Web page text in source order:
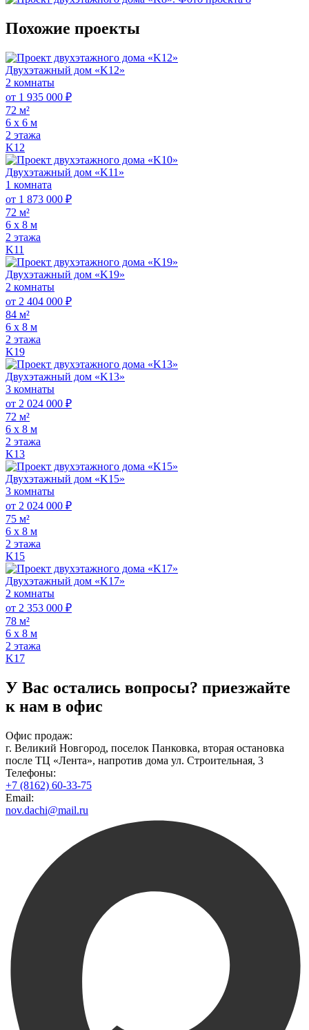
Похожие проекты
Двухэтажный дом «K12»
2 комнаты
от 1 935 000 ₽
72 м²
6 х 6 м
2 этажа
K12
Двухэтажный дом «K11»
1 комната
от 1 873 000 ₽
72 м²
6 х 8 м
2 этажа
K11
Двухэтажный дом «K19»
2 комнаты
от 2 404 000 ₽
84 м²
6 х 8 м
2 этажа
K19
Двухэтажный дом «K13»
3 комнаты
от 2 024 000 ₽
72 м²
6 х 8 м
2 этажа
K13
Двухэтажный дом «K15»
3 комнаты
от 2 024 000 ₽
75 м²
6 х 8 м
2 этажа
K15
Двухэтажный дом «K17»
2 комнаты
от 2 353 000 ₽
78 м²
6 х 8 м
2 этажа
K17
У Вас остались вопросы? приезжайте
к нам в офис
Офис продаж:
г. Великий Новгород, поселок Панковка, вторая остановка
после ТЦ «Лента», напротив дома ул. Строительная, 3
Телефоны:
+7 (8162) 60-33-75
Email:
nov.dachi@mail.ru